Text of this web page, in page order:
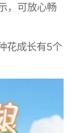
，可放心畅
花成长有5个